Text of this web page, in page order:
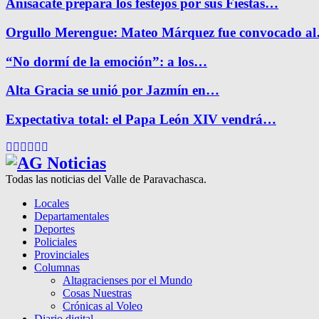
Anisacate prepara los festejos por sus Fiestas…
Orgullo Merengue: Mateo Márquez fue convocado
“No dormí de la emoción”: a los…
Alta Gracia se unió por Jazmín en…
Expectativa total: el Papa León XIV vendrá…
Facebook
Twitter
Instagram
Pinterest
Google
Todas las noticias del Valle de Paravachasca.
Locales
Departamentales
Deportes
Policiales
Provinciales
Columnas
Altagracienses por el Mundo
Cosas Nuestras
Crónicas al Voleo